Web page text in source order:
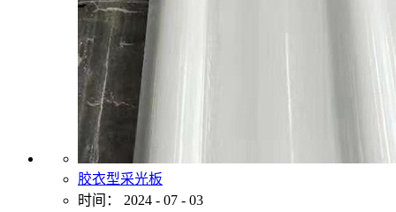
胶衣型采光板
时间：
2024 - 07 - 03